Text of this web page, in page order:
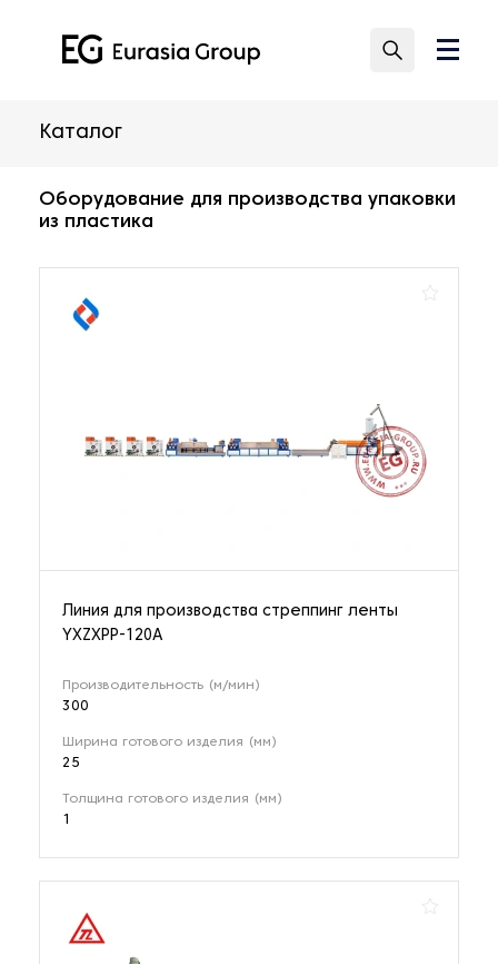
Каталог
Оборудование для производства упаковки
из пластика
Линия для производства стреппинг ленты
YXZXPP-120A
Производительность (м/мин)
300
Ширина готового изделия (мм)
25
Толщина готового изделия (мм)
1